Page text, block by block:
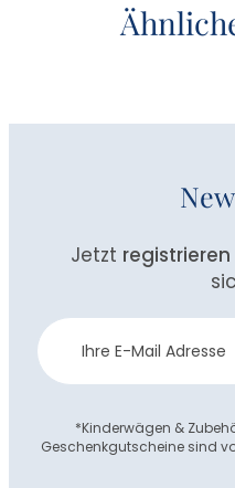
Jetzt registrieren
Newsletter
Anmeldung
*Kinderwägen &
Geschenkgutscheine sind